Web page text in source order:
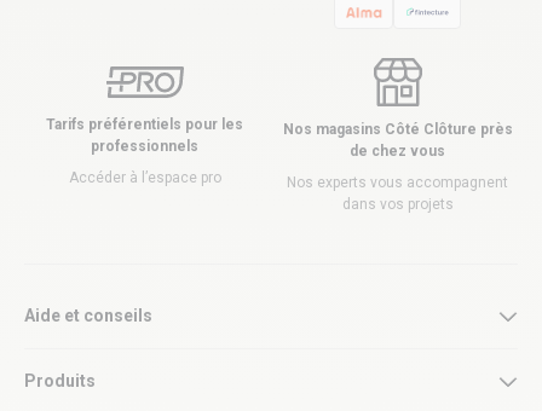
Tarifs préférentiels pour les
professionnels
Accéder à l’espace pro
Nos magasins Côté Clôture près
de chez vous
Nos experts vous accompagnent
dans vos projets
Aide et conseils
Produits